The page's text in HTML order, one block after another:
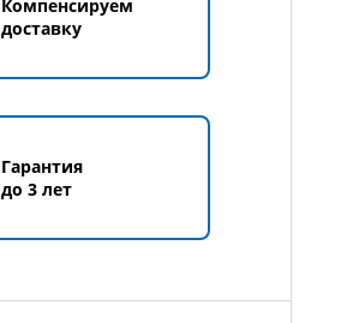
Компенсируем
доставку
Гарантия
до 3 лет